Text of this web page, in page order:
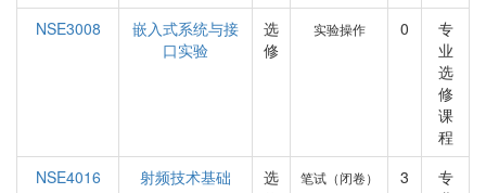
NSE3008
嵌入式系统与接
口实验
选
修
实验操作 0
专
业
选
修
课
程
NSE4016
射频技术基础
选
笔试（闭卷） 3
专